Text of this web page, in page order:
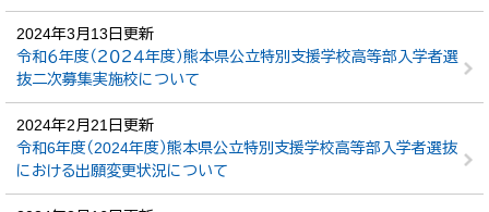
2024年3月13日更新
令和６年度（２０２４年度）熊本県公立特別支援学校高等部入学者選
抜二次募集実施校について
2024年2月21日更新
令和6年度（2024年度）熊本県公立特別支援学校高等部入学者選抜
における出願変更状況について